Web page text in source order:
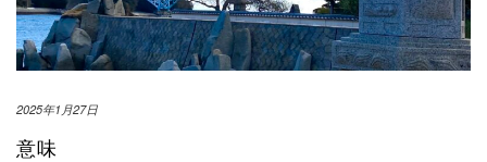
2025年1月27日
意味